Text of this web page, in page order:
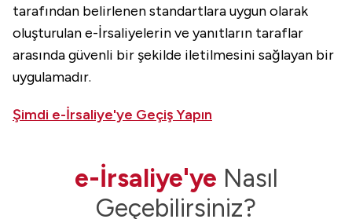
tarafından belirlenen standartlara uygun olarak
oluşturulan e-İrsaliyelerin ve yanıtların taraflar
arasında güvenli bir şekilde iletilmesini sağlayan bir
uygulamadır.
Şimdi e-İrsaliye'ye Geçiş Yapın
e-İrsaliye'ye Nasıl
Geçebilirsiniz?